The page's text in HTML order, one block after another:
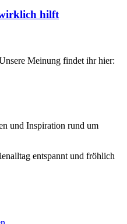
hilft
Meinung findet ihr hier:
und Inspiration rund um
entspannt und fröhlich